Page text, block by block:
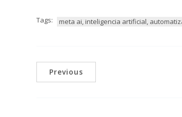
Tags: meta ai, inteligencia artificial,
Previous